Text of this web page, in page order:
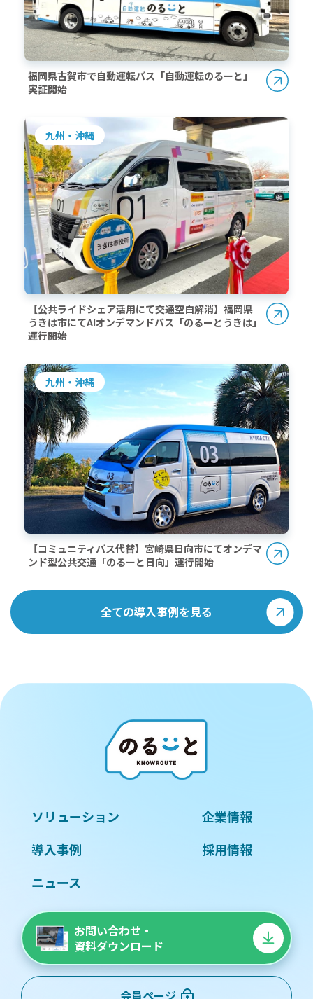
福岡県古賀市で自動運転バス「自動運転のるーと」
実証開始
九州・沖縄
【公共ライドシェア活用にて交通空白解消】福岡県
うきは市にてAIオンデマンドバス「のるーとうきは」
運行開始
九州・沖縄
【コミュニティバス代替】宮崎県日向市にてオンデマ
ンド型公共交通「のるーと日向」運行開始
全ての導入事例を見る
ソリューション
導入事例
ニュース
企業情報
採用情報
お問い合わせ・
資料ダウンロード
会員ページ